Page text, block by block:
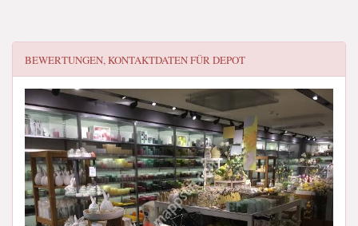
BEWERTUNGEN, KONTAKTDATEN FÜRDEPOT